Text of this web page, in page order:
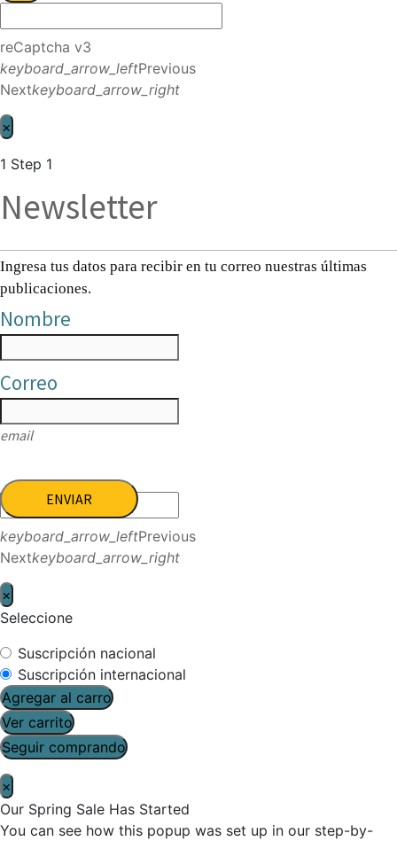
reCaptcha v3
keyboard_arrow_leftPrevious
Nextkeyboard_arrow_right
×
1 Step 1
Newsletter
Ingresa tus datos para recibir en tu correo nuestras últimas
publicaciones.
Nombre
Correo
email
ENVIAR
keyboard_arrow_leftPrevious
Nextkeyboard_arrow_right
×
Seleccione
Suscripción nacional
Suscripción internacional
Agregar al carro
Ver carrito
Seguir comprando
×
Our Spring Sale Has Started
You can see how this popup was set up in our step-by-